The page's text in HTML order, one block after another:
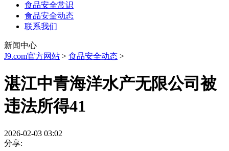
食品安全常识
食品安全动态
联系我们
新闻中心
J9.com官方网站 > 食品安全动态 >
湛江中青海洋水产无限公司被
违法所得41
2026-02-03 03:02
分享: